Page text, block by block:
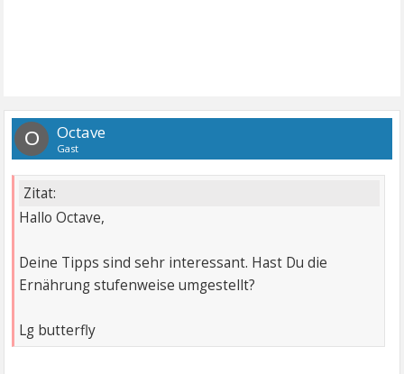
O Octave
Gast
Zitat:
Hallo Octave,
Deine Tipps sind sehr interessant. Hast Du die
Ernährung stufenweise umgestellt?
Lg butterfly